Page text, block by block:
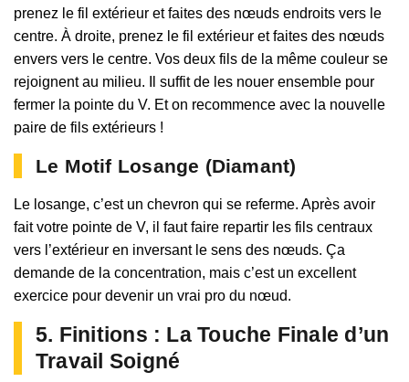
prenez le fil extérieur et faites des nœuds endroits vers le
centre. À droite, prenez le fil extérieur et faites des nœuds
envers vers le centre. Vos deux fils de la même couleur se
rejoignent au milieu. Il suffit de les nouer ensemble pour
fermer la pointe du V. Et on recommence avec la nouvelle
paire de fils extérieurs !
Le Motif Losange (Diamant)
Le losange, c’est un chevron qui se referme. Après avoir
fait votre pointe de V, il faut faire repartir les fils centraux
vers l’extérieur en inversant le sens des nœuds. Ça
demande de la concentration, mais c’est un excellent
exercice pour devenir un vrai pro du nœud.
5. Finitions : La Touche Finale d’un
Travail Soigné